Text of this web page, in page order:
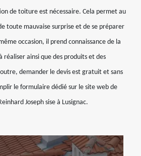
de toiture est nécessaire. Cela permet au
toute mauvaise surprise et de se préparer
occasion, il prend connaissance de la
réaliser ainsi que des produits et des
demander le devis est gratuit et sans
le formulaire dédié sur le site web de
Joseph sise à Lusignac.